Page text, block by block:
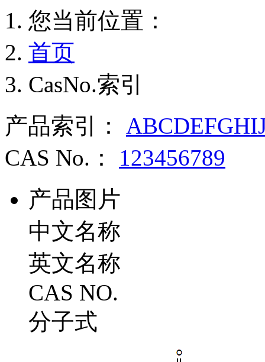
您当前位置：
首页
CasNo.索引
产品索引： ABCDEFGHI
CAS No.： 123456789
产品图片
中文名称
英文名称
CAS NO.
分子式